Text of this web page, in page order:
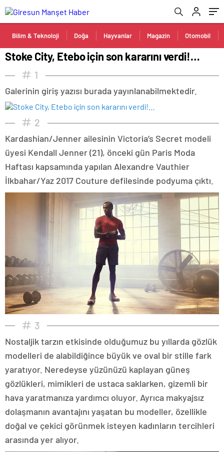
Bilim & Teknoloji Doğa Hayvanlar Magazin Otomobil
Stoke City, Etebo için son kararını verdi!…
1
Galerinin giriş yazısı burada yayınlanabilmektedir.
2
Kardashian/Jenner ailesinin Victoria’s Secret modeli
üyesi Kendall Jenner (21), önceki gün Paris Moda
Haftası kapsamında yapılan Alexandre Vauthier
İlkbahar/Yaz 2017 Couture defilesinde podyuma çıktı.
3
Nostaljik tarzın etkisinde olduğumuz bu yıllarda gözlük
modelleri de alabildiğince büyük ve oval bir stille fark
yaratıyor. Neredeyse yüzünüzü kaplayan güneş
gözlükleri, mimikleri de ustaca saklarken, gizemli bir
hava yaratmanıza yardımcı oluyor. Ayrıca makyajsız
dolaşmanın avantajını yaşatan bu modeller, özellikle
doğal ve çekici görünmek isteyen kadınların tercihleri
arasında yer alıyor.